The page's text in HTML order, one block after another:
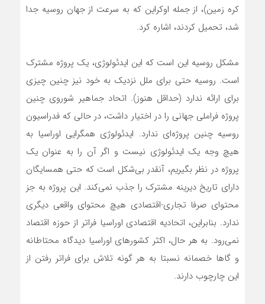
کره زمین)، از جمله اوکراین که به سرعت از جهان روسیه جدا
شد، تحمیل کردند، اشاره کرد.
مشکل روسیه این است که این ایدئولوژی، یک پروژه مشترک
است. روسیه حتی برای ملل نزدیک به خود نیز چنین چیزی
برای ارائه ندارد (حداقل هنوز). اتحاد جماهیر شوروی چنین
پروژه فراملی جهانی را در اختیار داشت، در حالی که فدراسیون
روسیه چنین پروژ‌ه‌ای ندارد. ایدئولوژی همگرایی اوراسیا به
هیچ وجه یک ایدئولوژی نیست و اگر آن را به عنوان یک
پروژه در نظر بگیریم، آنقدر بی‌شکل است که حتی همسایگان
دارای تاریخ دیرینه مشترک را جذب نمی‌کند. این پروژه به جز
محتوای صرفا تجاری-اقتصادی هیچ محتوای واقعی دیگری
ندارد. بنابراین، اتحادیه اقتصادی اوراسیا فراتر از حوزه اقتصاد
نمی‌رود. به هر حال، اکثر کشورهای اوراسیا دیدگاه محتاطانه
و گاها خصمانه نسبتا به هر گونه تلاش برای فراتر رفتن از
این چارچوب دارند.